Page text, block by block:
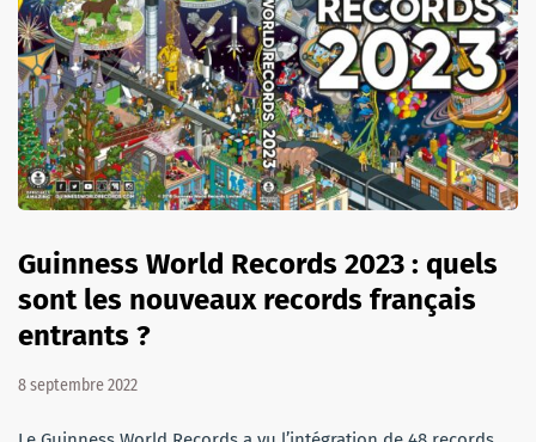
Guinness World Records 2023 : quels
sont les nouveaux records français
entrants ?
8 septembre 2022